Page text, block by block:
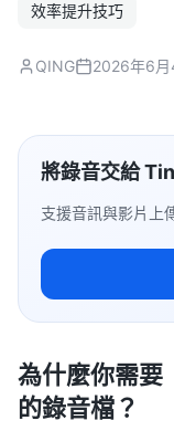
效率提升技巧
QING 2026年6月
將錄音交給
支援音訊與影片上
為什麼你需要
的錄音檔？